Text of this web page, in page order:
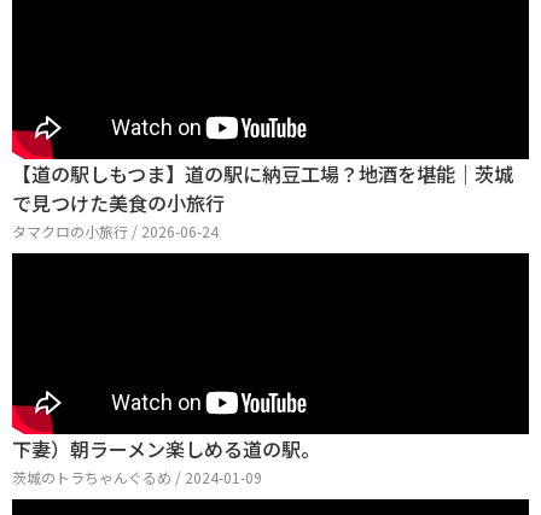
【道の駅しもつま】道の駅に納豆工場？地酒を堪能｜茨城
で見つけた美食の小旅行
タマクロの小旅行 / 2026-06-24
下妻）朝ラーメン楽しめる道の駅。
茨城のトラちゃんぐるめ / 2024-01-09